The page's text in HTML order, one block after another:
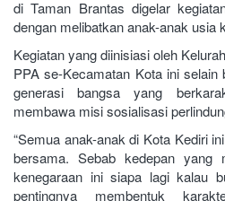
di Taman Brantas digelar
dengan melibatkan anak-anak usia
Kegiatan yang diinisiasi oleh
PPA se-Kecamatan Kota ini selain
generasi bangsa yang
membawa misi sosialisasi
“Semua anak-anak di Kota Kediri
bersama. Sebab kedepan yang
kenegaraan ini siapa lagi kalau
pentingnya membentuk